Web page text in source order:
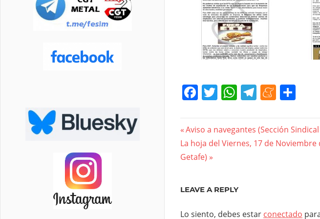
Facebook
Twitter
WhatsApp
Telegram
Navegación
de
Previous
Post:
Aviso a navegantes (Sección
Next
Post:
La hoja del Viernes, 17 de Noviembre
Getafe)
LEAVE A REPLY
Lo siento, debes estar conectado